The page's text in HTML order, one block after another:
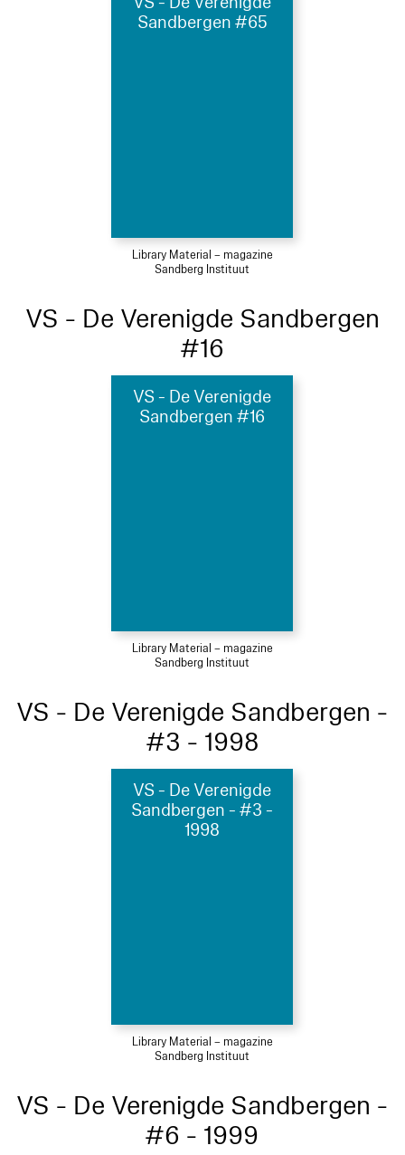
Sandbergen #65
Library Material – magazine
Sandberg Instituut
VS - De Verenigde Sandbergen
#16
VS - De Verenigde
Sandbergen #16
Library Material – magazine
Sandberg Instituut
VS - De Verenigde Sandbergen -
#3 - 1998
VS - De Verenigde
Sandbergen - #3 -
1998
Library Material – magazine
Sandberg Instituut
VS - De Verenigde Sandbergen -
#6 - 1999